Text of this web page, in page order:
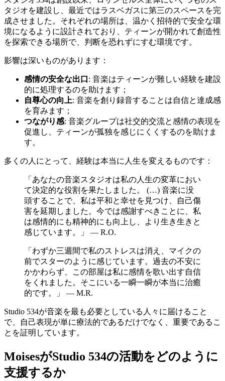
タジオを建設し、最近ではラスベガスに第三のスペースを完
成させました。それぞれの場所は、温かく招待的で安全な環
境になるように設計されており、ティーンが開かれて創造性
を探索できる場所で、判断を恐れずにすむ環境です。
影響は深いものがあります：
感情の安全な出口 : 音楽はティーンが難しい経験を建設
的に処理するのを助けます；
自尊心の向上: 音楽を創り録音することは自信と達成感
を育みます；
つながり感: 音楽グループは社交的交流と感情の表現を
促進し、ティーンが孤独を感じにくくするのを助けま
す。
多くの人にとって、経験は本当に人生を変えるものです：
「あなたの音楽スタジオは私の人生の変革におい
て決定的な役割を果たしました。 (…) 音楽に没
頭することで、私は平和と幸せを見つけ、自己傷
害を延期しました。今では感謝すべきことに、私
は感情的にも精神的にも向上し、より生き生きと
感じています。」 — R.O.
「わずか三週間で私のストレスは消え、マイクの
前でスターのように感じています。過去の不安に
かかわらず、この部屋は私に感情を歌い出す自信
をくれました。そこにいる一瞬一瞬が本当に治癒
的です。」 — M.R.
Studio 534が音楽を最も必要としている人々に届けること
で、自己表現が単に療法的であるだけでなく、重要であるこ
とを証明しています。
MoisesがStudio 534の活動をどのように
支援するか